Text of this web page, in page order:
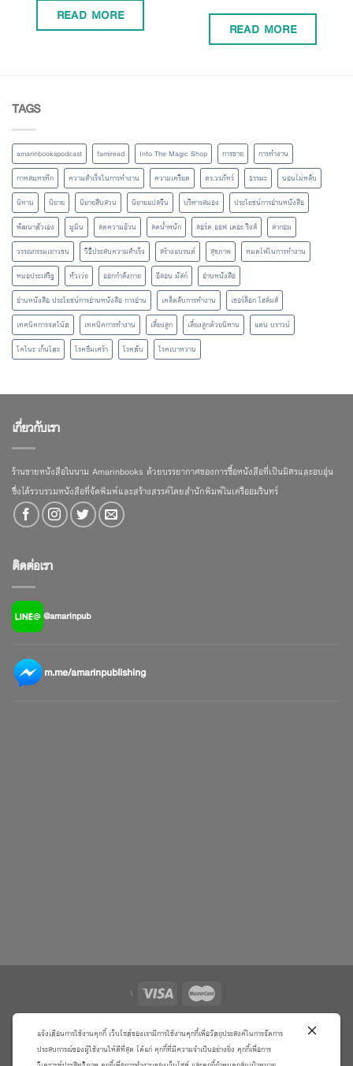
READ MORE
READ MORE
TAGS
amarinbookspodcast famiread Into The Magic Shop การขาย
การทำงาน
กาหลมหรทึก
ความสำเร็จในการทำงาน ความเครียด ดร.วรภัทร์ ธรรมะ
นอนไม่หลับ
นิทาน
นิยาย นิยายสืบสวน นิยายแปลจีน บริหารสมอง
ประโยชน์การอ่านหนังสือ
พัฒนาตัวเอง
มูมิน ลดความอ้วน ลดน้ำหนัก ลอร์ด ออฟ เดอะ ริงส์
ลากอม
วรรณกรรมเยาวชน
วิธีประสบความสำเร็จ สร้างแบรนด์ สุขภาพ
หมดไฟในการทำงาน
หมอประเสริฐ
หัวเว่ย ออกกำลังกาย อีลอน มัสก์
อ่านหนังสือ
อ่านหนังสือ ประโยชน์การอ่านหนังสือ การอ่าน
เคล็ดลับการทำงาน
เชอร์ล็อก โฮล์มส์
เทคนิคการจดโน้ต
เทคนิคการทำงาน เลี้ยงลูก เลี้ยงลูกด้วยนิทาน
แดน บราวน์
โคโนะ เก็นโตะ
โรคซึมเศร้า โรคตับ โรคเบาหวาน
เกี่ยวกับเรา
ร้านขายหนังสือในนาม Amarinbooks ด้วยบรรยากาศของการซื้อหนังสือที่เป็นมิตรและอบอุ่น
ซึ่งได้รวบรวมหนังสือที่จัดพิมพ์และสร้างสรรค์โดยสำนักพิมพ์ในเครืออมรินทร์
ติดต่อเรา
@amarinpub
m.me/amarinpublishing
\
เกี่ยวกับเรา
วิธีการสั่งซื้อสินค้าและการรับประกันสินค้า
แจ้งชำระเงิน
ตรวจสอบสถานะออเดอร์
แจ้งเตือนการใช้งานคุกกี้ เว็บไซต์ของเรามีการใช้งานคุกกี้เพื่อวัตถุประสงค์ในการจัดการ
ประสบการณ์ของผู้ใช้งานให้ดีที่สุด ได้แก่ คุกกี้ที่มีความจำเป็นอย่างยิ่ง คุกกี้เพื่อการ